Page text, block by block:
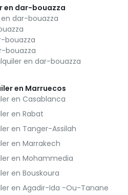
en dar-bouazza
dar-bouazza
bouazza
bouazza
en dar-bouazza
en Marruecos
en Casablanca
en Rabat
en Tanger-Assilah
en Marrakech
en Mohammedia
en Bouskoura
en Agadir-Ida -Ou-Tanane